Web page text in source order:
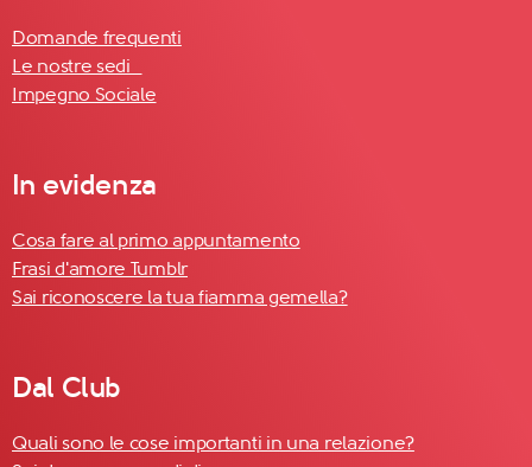
Domande frequenti
Le nostre sedi
Impegno Sociale
In evidenza
Cosa fare al primo appuntamento
Frasi d'amore Tumblr
Sai riconoscere la tua fiamma gemella?
Dal Club
Quali sono le cose importanti in una relazione?